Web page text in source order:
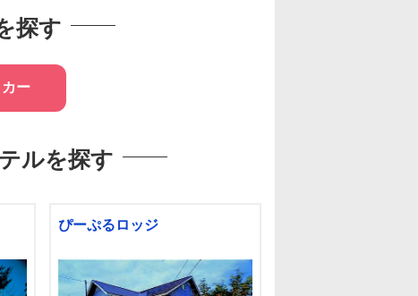
探す
ー
ルを探す
ぴーぷるロッジ